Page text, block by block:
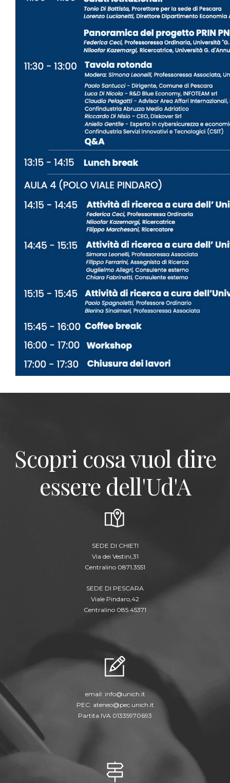
Scopri cosa vuol dire
essere dell'Ud'A
SEDE DI CHIETI
Via dei Vestini,31
Centralino 0871.3551
SEDE DI PESCARA
Viale Pindaro,42
Centralino 085.45371
email: info@unich.it
PEC: ateneo@pec.unich.it
Partita IVA 01335970693